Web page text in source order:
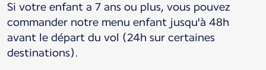
Si votre enfant a 7 ans ou plus, vous pouvez
commander notre menu enfant jusqu'à 48h
avant le départ du vol (24h sur certaines
destinations).